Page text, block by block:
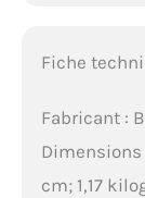
Fiche
Fabricant :
Dimensions
cm; 1,17